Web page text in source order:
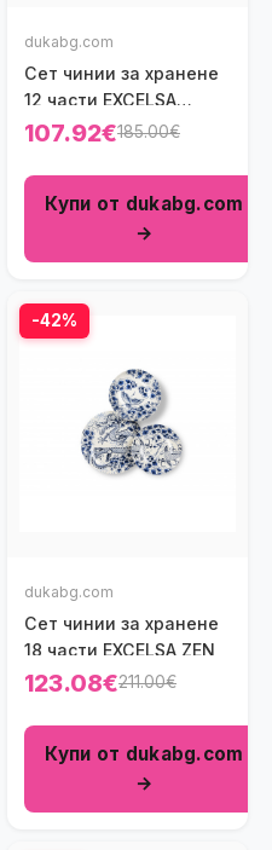
dukabg.com
Сет чинии за хранене
12 части EXCELSA
NORTHERN BLUE
107.92€185.00€
Купи от dukabg.com
→
-42%
dukabg.com
Сет чинии за хранене
18 части EXCELSA ZEN
123.08€211.00€
Купи от dukabg.com
→